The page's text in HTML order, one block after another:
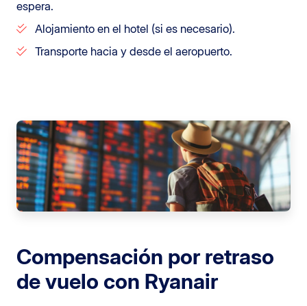
espera.
Alojamiento en el hotel (si es necesario).
Transporte hacia y desde el aeropuerto.
Compensación por retraso
de vuelo con Ryanair